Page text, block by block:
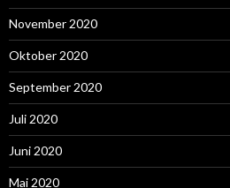
November 2020
Oktober 2020
September 2020
Juli 2020
Juni 2020
Mai 2020